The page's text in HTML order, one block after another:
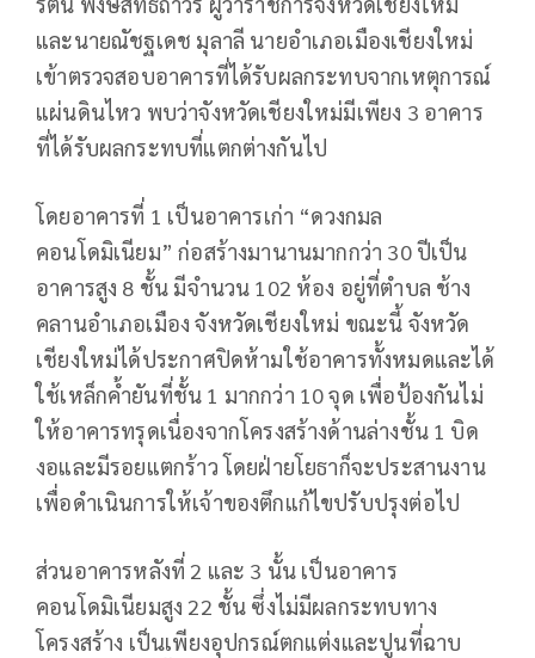
และนายณัชฐเดช มุลาลี นายอำเภอเมืองเชียงใหม่
เข้าตรวจสอบอาคารที่ได้รับผลกระทบจากเหตุการณ์
แผ่นดินไหว พบว่าจังหวัดเชียงใหม่มีเพียง 3 อาคาร
ที่ได้รับผลกระทบที่แตกต่างกันไป
โดยอาคารที่ 1 เป็นอาคารเก่า “ดวงกมล
คอนโดมิเนียม” ก่อสร้างมานานมากกว่า 30 ปีเป็น
อาคารสูง 8 ชั้น มีจำนวน 102 ห้อง อยู่ที่ตำบล ช้าง
คลานอำเภอเมือง จังหวัดเชียงใหม่ ขณะนี้ จังหวัด
เชียงใหม่ได้ประกาศปิดห้ามใช้อาคารทั้งหมดและได้
ใช้เหล็กค้ำยันที่ชั้น 1 มากกว่า 10 จุด เพื่อป้องกันไม่
ให้อาคารทรุดเนื่องจากโครงสร้างด้านล่างชั้น 1 บิด
งอและมีรอยแตกร้าว โดยฝ่ายโยธาก็จะประสานงาน
เพื่อดำเนินการให้เจ้าของตึกแก้ไขปรับปรุงต่อไป
ส่วนอาคารหลังที่ 2 และ 3 นั้น เป็นอาคาร
คอนโดมิเนียมสูง 22 ชั้น ซึ่งไม่มีผลกระทบทาง
โครงสร้าง เป็นเพียงอุปกรณ์ตกแต่งและปูนที่ฉาบ